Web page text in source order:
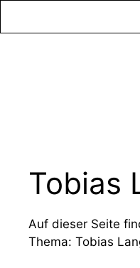
Tobias
Auf dieser Seite
Thema: Tobias